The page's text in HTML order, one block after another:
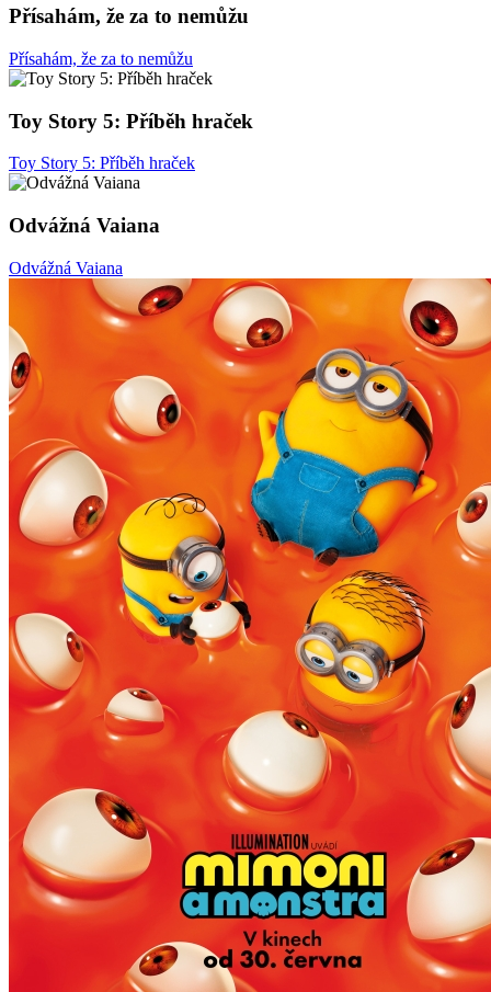
Přísahám, že za to nemůžu
Přísahám, že za to nemůžu
Toy Story 5: Příběh hraček
Toy Story 5: Příběh hraček
Odvážná Vaiana
Odvážná Vaiana